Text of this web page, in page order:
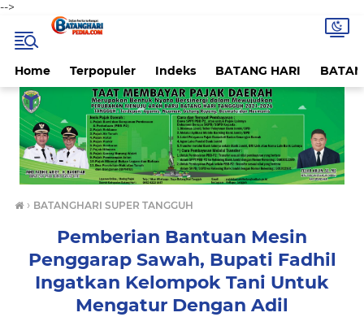
-->
Home Terpopuler Indeks BATANG HARI
› BATANGHARI SUPER TANGGUH
Pemberian Bantuan Mesin
Penggarap Sawah, Bupati Fadhil
Ingatkan Kelompok Tani Untuk
Mengatur Dengan Adil